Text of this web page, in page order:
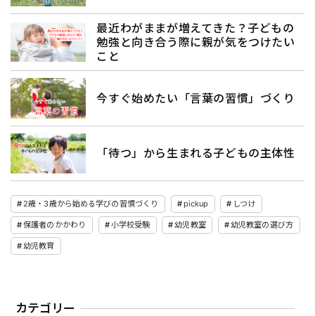
最近わがままが増えてきた？子どもの
勉強と向き合う際に親が気をつけたい
こと
今すぐ始めたい「言葉の習慣」づくり
「待つ」から生まれる子どもの主体性
2歳・3歳から始める学びの習慣づくり pickup しつけ
保護者のかかわり 小学校受験 幼児教室 幼児教室の選び方
幼児教育
カテゴリー